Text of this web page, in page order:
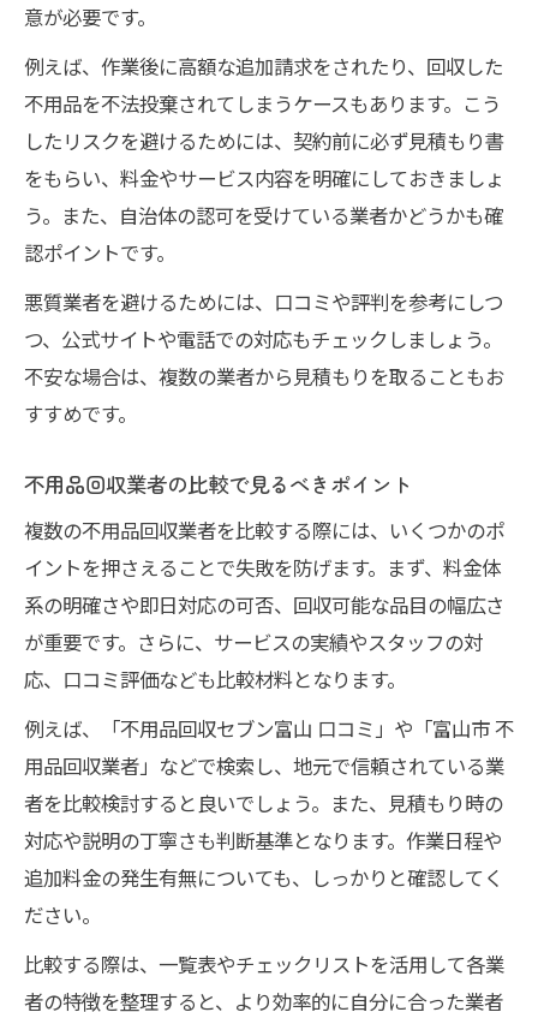
意が必要です。
例えば、作業後に高額な追加請求をされたり、回収した
不用品を不法投棄されてしまうケースもあります。こう
したリスクを避けるためには、契約前に必ず見積もり書
をもらい、料金やサービス内容を明確にしておきましょ
う。また、自治体の認可を受けている業者かどうかも確
認ポイントです。
悪質業者を避けるためには、口コミや評判を参考にしつ
つ、公式サイトや電話での対応もチェックしましょう。
不安な場合は、複数の業者から見積もりを取ることもお
すすめです。
不用品回収業者の比較で見るべきポイント
複数の不用品回収業者を比較する際には、いくつかのポ
イントを押さえることで失敗を防げます。まず、料金体
系の明確さや即日対応の可否、回収可能な品目の幅広さ
が重要です。さらに、サービスの実績やスタッフの対
応、口コミ評価なども比較材料となります。
例えば、「不用品回収セブン富山 口コミ」や「富山市 不
用品回収業者」などで検索し、地元で信頼されている業
者を比較検討すると良いでしょう。また、見積もり時の
対応や説明の丁寧さも判断基準となります。作業日程や
追加料金の発生有無についても、しっかりと確認してく
ださい。
比較する際は、一覧表やチェックリストを活用して各業
者の特徴を整理すると、より効率的に自分に合った業者